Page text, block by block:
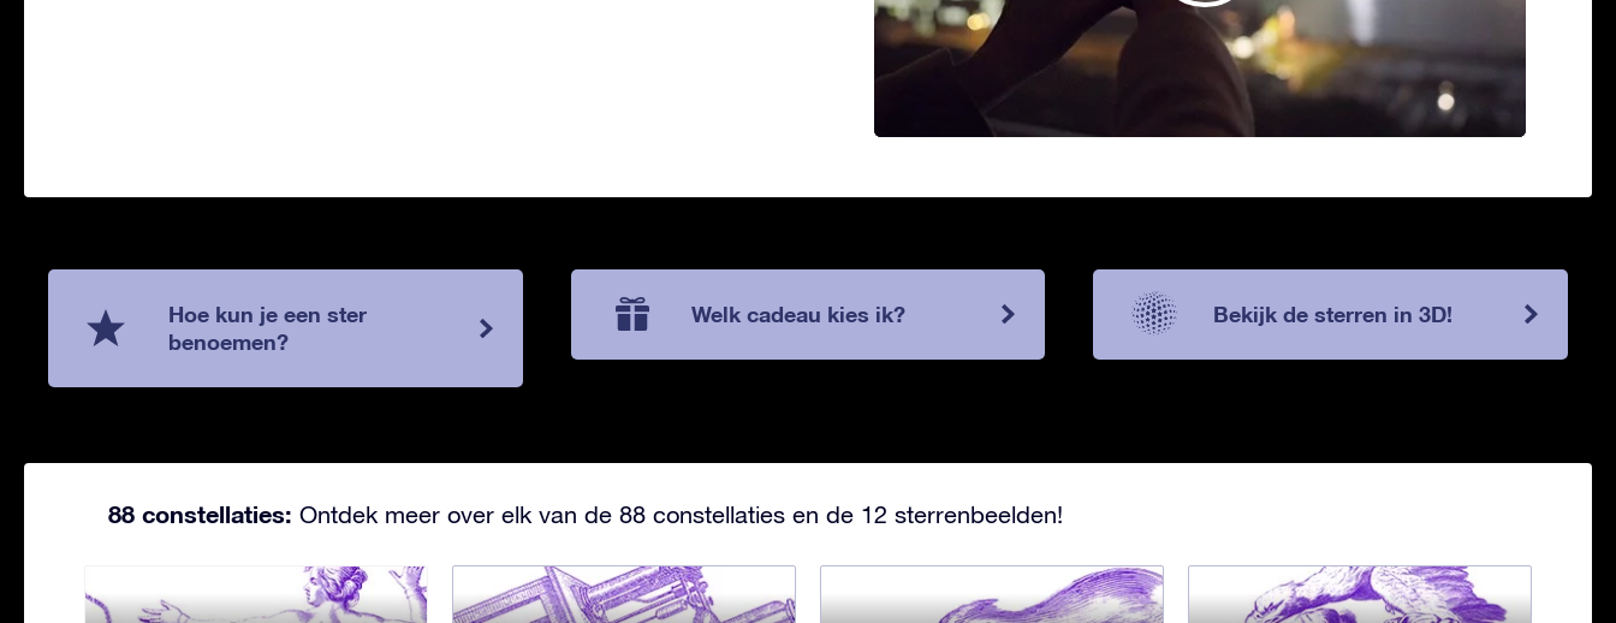
Hoe kun je een ster
benoemen?
Welk cadeau kies ik? Bekijk de sterren in 3D!
88 constellaties: Ontdek meer over elk van de 88 constellaties en de 12 sterrenbeelden!